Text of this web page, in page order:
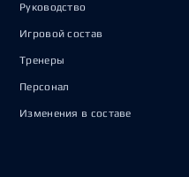
Руководство
Игровой состав
Тренеры
Персонал
Изменения в составе